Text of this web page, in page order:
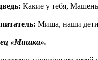
Какие у тебя,
Миша, наши дети
«Мишка».